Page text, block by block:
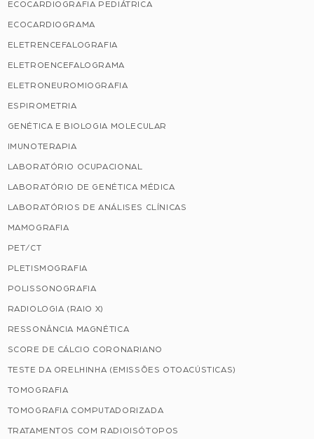
ECOCARDIOGRAFIA PEDIÁTRICA
ECOCARDIOGRAMA
ELETRENCEFALOGRAFIA
ELETROENCEFALOGRAMA
ELETRONEUROMIOGRAFIA
ESPIROMETRIA
GENÉTICA E BIOLOGIA MOLECULAR
IMUNOTERAPIA
LABORATÓRIO OCUPACIONAL
LABORATÓRIO DE GENÉTICA MÉDICA
LABORATÓRIOS DE ANÁLISES CLÍNICAS
MAMOGRAFIA
PET/CT
PLETISMOGRAFIA
POLISSONOGRAFIA
RADIOLOGIA (RAIO X)
RESSONÂNCIA MAGNÉTICA
SCORE DE CÁLCIO CORONARIANO
TESTE DA ORELHINHA (EMISSÕES OTOACÚSTICAS)
TOMOGRAFIA
TOMOGRAFIA COMPUTADORIZADA
TRATAMENTOS COM RADIOISÓTOPOS